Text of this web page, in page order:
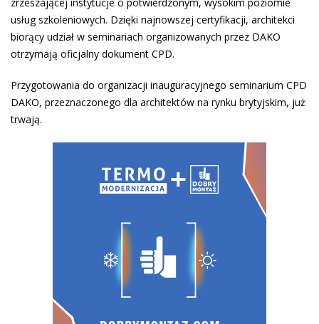
usług szkoleniowych. Dzięki najnowszej certyfikacji, architekci
biorący udział w seminariach organizowanych przez DAKO
otrzymają oficjalny dokument CPD.
Przygotowania do organizacji inauguracyjnego seminarium CPD
DAKO, przeznaczonego dla architektów na rynku brytyjskim, już
trwają.